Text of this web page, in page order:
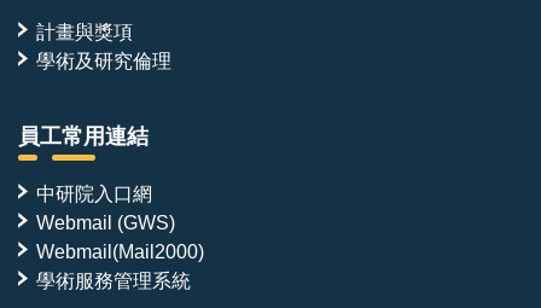
計畫與獎項
學術及研究倫理
員工常用連結
中研院入口網
Webmail (GWS)
Webmail(Mail2000)
學術服務管理系統